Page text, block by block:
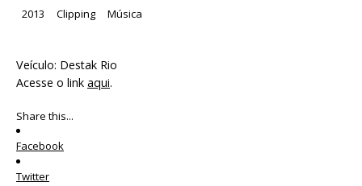
2013 Clipping Música
Veículo: Destak Rio
Acesse o link aqui.
Share this...
Facebook
Twitter